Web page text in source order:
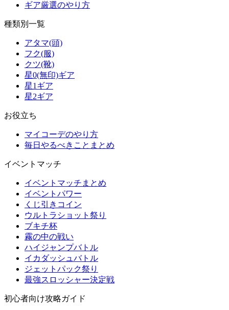
ギア厳選のやり方
種類別一覧
アタマ(頭)
フク(服)
クツ(靴)
星0(無印)ギア
星1ギア
星2ギア
お役立ち
マイコーデのやり方
毎日やるべきことまとめ
イベントマッチ
イベントマッチまとめ
イベントパワー
くじ引きコイン
ウルトラショット祭り
ブキチ杯
霧の中の戦い
ハイジャンプバトル
イカダッシュバトル
ジェットパック祭り
最強スロッシャー決定戦
初心者向け攻略ガイド